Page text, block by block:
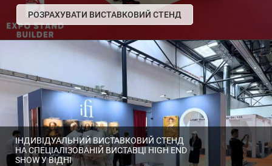
РОЗРАХУВАТИ ВИСТАВКОВИЙ СТЕНД
ІНДИВІДУАЛЬНИЙ ВИСТАВКОВИЙ СТЕНД
НА СПЕЦІАЛІЗОВАНІЙ ВИСТАВЦІ HIGH END
SHOW У ВІДНІ